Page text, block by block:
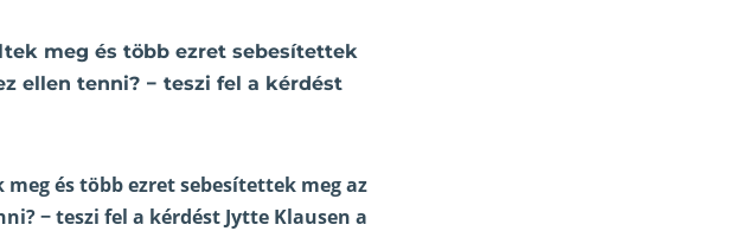
meg és több ezret sebesítettek
ellen tenni? − teszi fel a kérdést
és több ezret sebesítettek meg az
− teszi fel a kérdést Jytte Klausen a